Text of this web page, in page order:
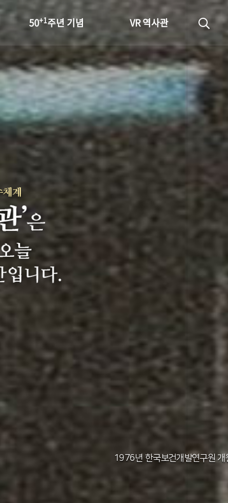
50+1주년 기념
성과 50선
숫자로 보는 50년
+1
주년 광장
세계와 함께 한 KIHASA
VR 역사관
1971년 가족계획연구원
1976년 한국보건개발연구원 개
1982년 한국인구보건연구원 신청사 준
2012년 한국보건사회연구원 서울 청사
2011년 한국보건사회연구원 설립 40주년
2014년 한국보건사회연구원 세종 청사